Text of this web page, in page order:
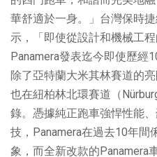
華舒適於一身。」台灣保時
示，「即使從設計和機械工
Panamera發表迄今即使歷經
除了亞特蘭大米其林賽道的
也在紐柏林北環賽道（
錄。憑據純正跑車強悍性能
技，Panamera在過去10年間
象，而全新改款的Panamera